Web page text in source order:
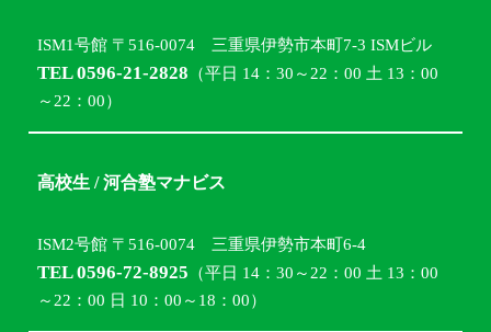
ISM1号館 〒516-0074 三重県伊勢市本町7-3 ISMビル
TEL 0596-21-2828 （平日 14：30～22：00 土 13：00
～22：00）
高校生 / 河合塾マナビス
ISM2号館 〒516-0074 三重県伊勢市本町6-4
TEL 0596-72-8925 （平日 14：30～22：00 土 13：00
～22：00 日 10：00～18：00）